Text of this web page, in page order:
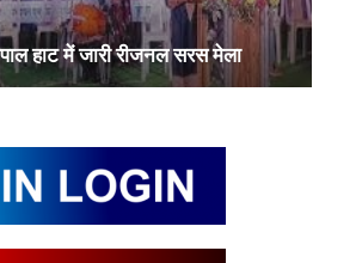
हाट में जारी रीजनल सरस मेला